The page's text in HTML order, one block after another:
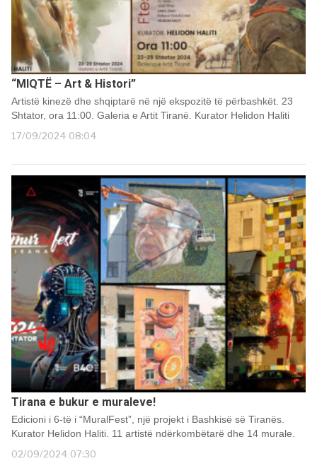
“MIQTË – Art & Histori”
Artistë kinezë dhe shqiptarë në një ekspozitë të përbashkët. 23
Shtator, ora 11:00. Galeria e Artit Tiranë. Kurator Helidon Haliti
17/09/2024 08:04
Tirana e bukur e muraleve!
Edicioni i 6-të i “MuralFest”, një projekt i Bashkisë së Tiranës.
Kurator Helidon Haliti. 11 artistë ndërkombëtarë dhe 14 murale.
02/09/2024 07:30